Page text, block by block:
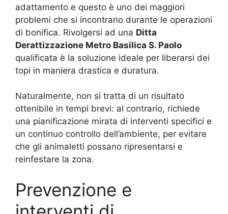
adattamento e questo è uno dei maggiori
problemi che si incontrano durante le operazioni
di bonifica. Rivolgersi ad una Ditta
Derattizzazione Metro Basilica S. Paolo
qualificata è la soluzione ideale per liberarsi dei
topi in maniera drastica e duratura.
Naturalmente, non si tratta di un risultato
ottenibile in tempi brevi: al contrario, richiede
una pianificazione mirata di interventi specifici e
un continuo controllo dell’ambiente, per evitare
che gli animaletti possano ripresentarsi e
reinfestare la zona.
Prevenzione e